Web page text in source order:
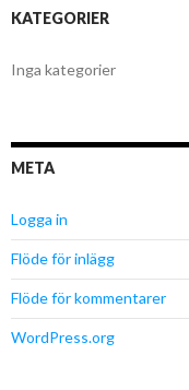
KATEGORIER
Inga kategorier
META
Logga in
Flöde för inlägg
Flöde för kommentarer
WordPress.org